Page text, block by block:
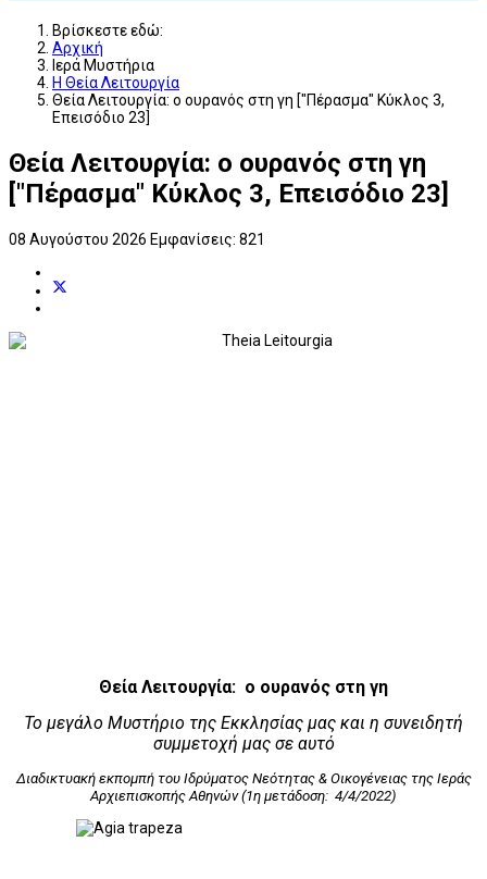
Βρίσκεστε εδώ:
Αρχική
Ιερά Μυστήρια
Η Θεία Λειτουργία
Θεία Λειτουργία: ο ουρανός στη γη ["Πέρασμα" Κύκλος 3,
Επεισόδιο 23]
Θεία Λειτουργία: ο ουρανός στη γη
["Πέρασμα" Κύκλος 3, Επεισόδιο 23]
08 Αυγούστου 2026 Εμφανίσεις: 821
Θεία Λειτουργία: ο ουρανός στη γη
Το μεγάλο Μυστήριο της Εκκλησίας μας και η συνειδητή
συμμετοχή μας σε αυτό
Διαδικτυακή εκπομπή του Ιδρύματος Νεότητας & Οικογένειας της Ιεράς
Αρχιεπισκοπής Αθηνών (1η μετάδοση: 4/4/2022)